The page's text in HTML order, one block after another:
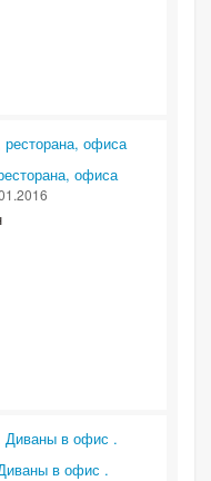
офиса
в офис .